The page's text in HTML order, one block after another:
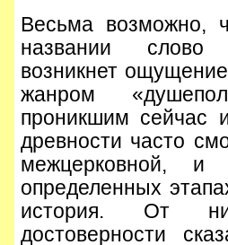
Весьма возможно,
названии слово
возникнет
жанром
проникшим сейчас
древности часто
межцерковной, и
определенных
история. От
достоверности